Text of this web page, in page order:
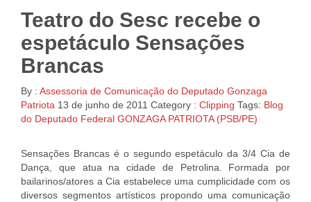
Teatro do Sesc recebe o
espetáculo Sensações
Brancas
By : Assessoria de Comunicação do Deputado Gonzaga
Patriota 13 de junho de 2011 Category : Clipping Tags: Blog
do Deputado Federal GONZAGA PATRIOTA (PSB/PE)
Sensações Brancas é o segundo espetáculo da 3/4 Cia de
Dança, que atua na cidade de Petrolina. Formada por
bailarinos/atores a Cia estabelece uma cumplicidade com os
diversos segmentos artísticos propondo uma comunicação